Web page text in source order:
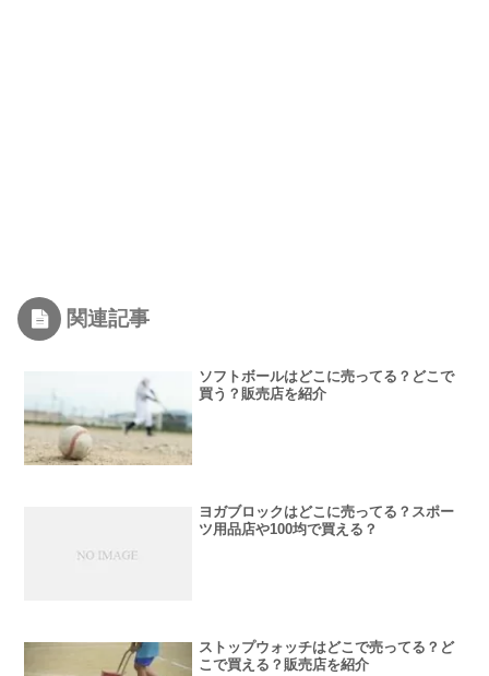
関連記事
ソフトボールはどこに売ってる？どこで
買う？販売店を紹介
ヨガブロックはどこに売ってる？スポー
ツ用品店や100均で買える？
ストップウォッチはどこで売ってる？ど
こで買える？販売店を紹介